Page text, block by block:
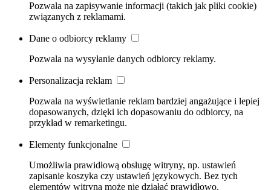
Pozwala na zapisywanie informacji (takich jak pliki cookie)
związanych z reklamami.
Dane o odbiorcy reklamy
Pozwala na wysyłanie danych odbiorcy reklamy.
Personalizacja reklam
Pozwala na wyświetlanie reklam bardziej angażujące i lepiej
dopasowanych, dzięki ich dopasowaniu do odbiorcy, na
przykład w remarketingu.
Elementy funkcjonalne
Umożliwia prawidłową obsługę witryny, np. ustawień
zapisanie koszyka czy ustawień językowych. Bez tych
elementów witryna może nie działać prawidłowo.